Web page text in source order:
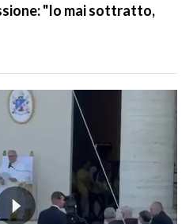
"Io mai sottratto,